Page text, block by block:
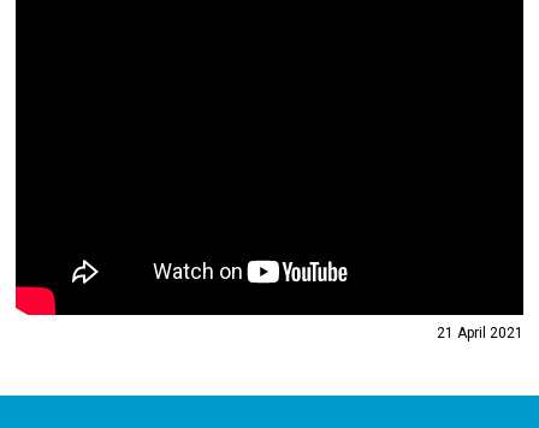
21 April 2021